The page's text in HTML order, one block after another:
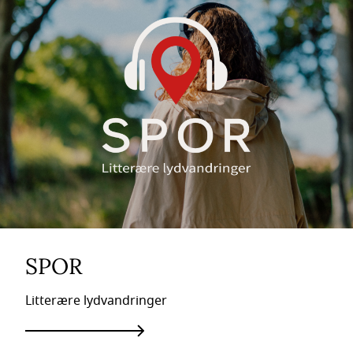
SPOR
Litterære lydvandringer